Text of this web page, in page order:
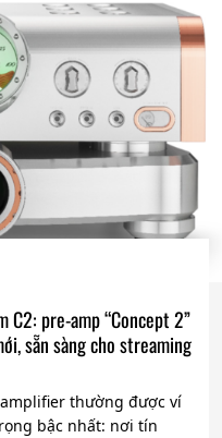
C2: pre-amp “Concept 2”
sẵn sàng cho streaming
thường được ví
bậc nhất: nơi tín